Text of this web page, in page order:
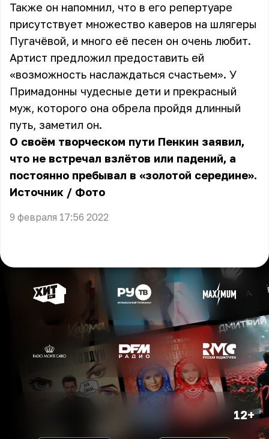
Также он напомнил, что в его репертуаре
присутствует множество каверов на шлягеры
Пугачёвой, и много её песен он очень любит.
Артист предложил предоставить ей
«возможность наслаждаться счастьем». У
Примадонны чудесные дети и прекрасный
муж, которого она обрела пройдя длинный
путь, заметил он.
О своём творческом пути Пенкин заявил,
что не встречал взлётов или падений, а
постоянно пребывал в «золотой середине».
Источник / Фото
9 февраля 17:56 2022
12+